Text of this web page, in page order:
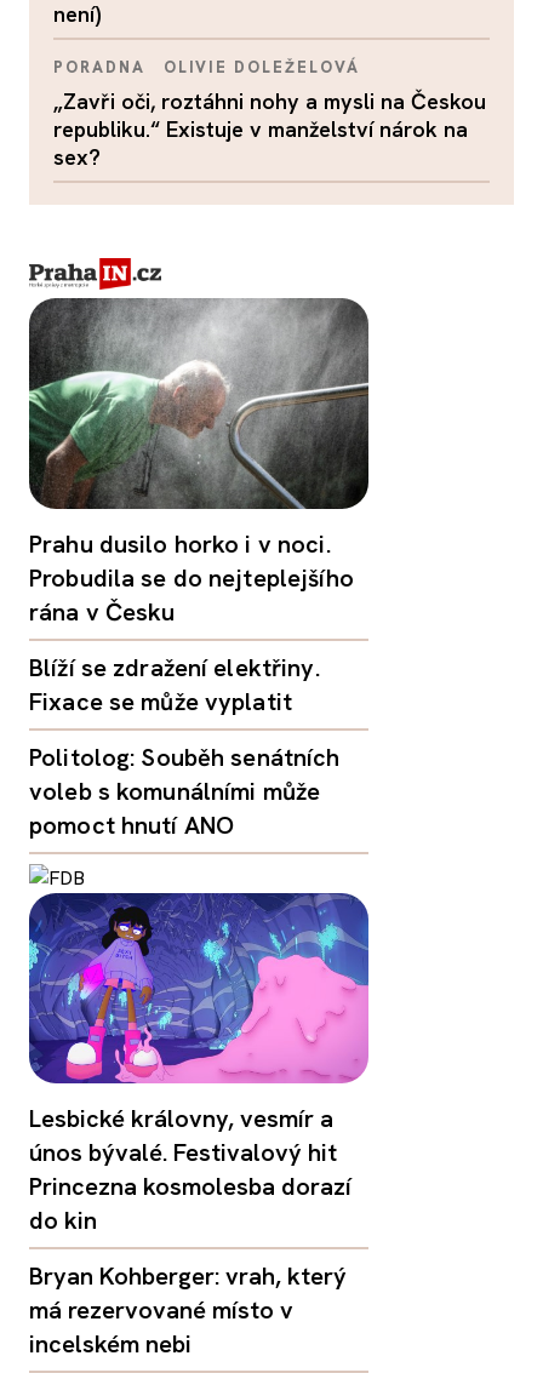
není)
PORADNA OLIVIE DOLEŽELOVÁ
„Zavři oči, roztáhni nohy a mysli na Českou
republiku.“ Existuje v manželství nárok na
sex?
Prahu dusilo horko i v noci.
Probudila se do nejteplejšího
rána v Česku
Blíží se zdražení elektřiny.
Fixace se může vyplatit
Politolog: Souběh senátních
voleb s komunálními může
pomoct hnutí ANO
Lesbické královny, vesmír a
únos bývalé. Festivalový hit
Princezna kosmolesba dorazí
do kin
Bryan Kohberger: vrah, který
má rezervované místo v
incelském nebi